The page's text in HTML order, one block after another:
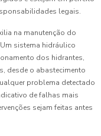
legais.
na manutenção do
sistema hidráulico
dos hidrantes,
desde o abastecimento
problema detectado
de falhas mais
sejam feitas antes